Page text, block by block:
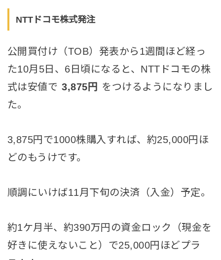
NTTドコモ株式発注
公開買付け（TOB）発表から1週間ほど経っ
た10月5日、6日頃になると、NTTドコモの株
式は安値で 3,875円 をつけるようになりまし
た。
3,875円で1000株購入すれば、約25,000円ほ
どのもうけです。
順調にいけば11月下旬の決済（入金）予定。
約1ケ月半、約390万円の資金ロック（現金を
好きに使えないこと）で25,000円ほどプラ